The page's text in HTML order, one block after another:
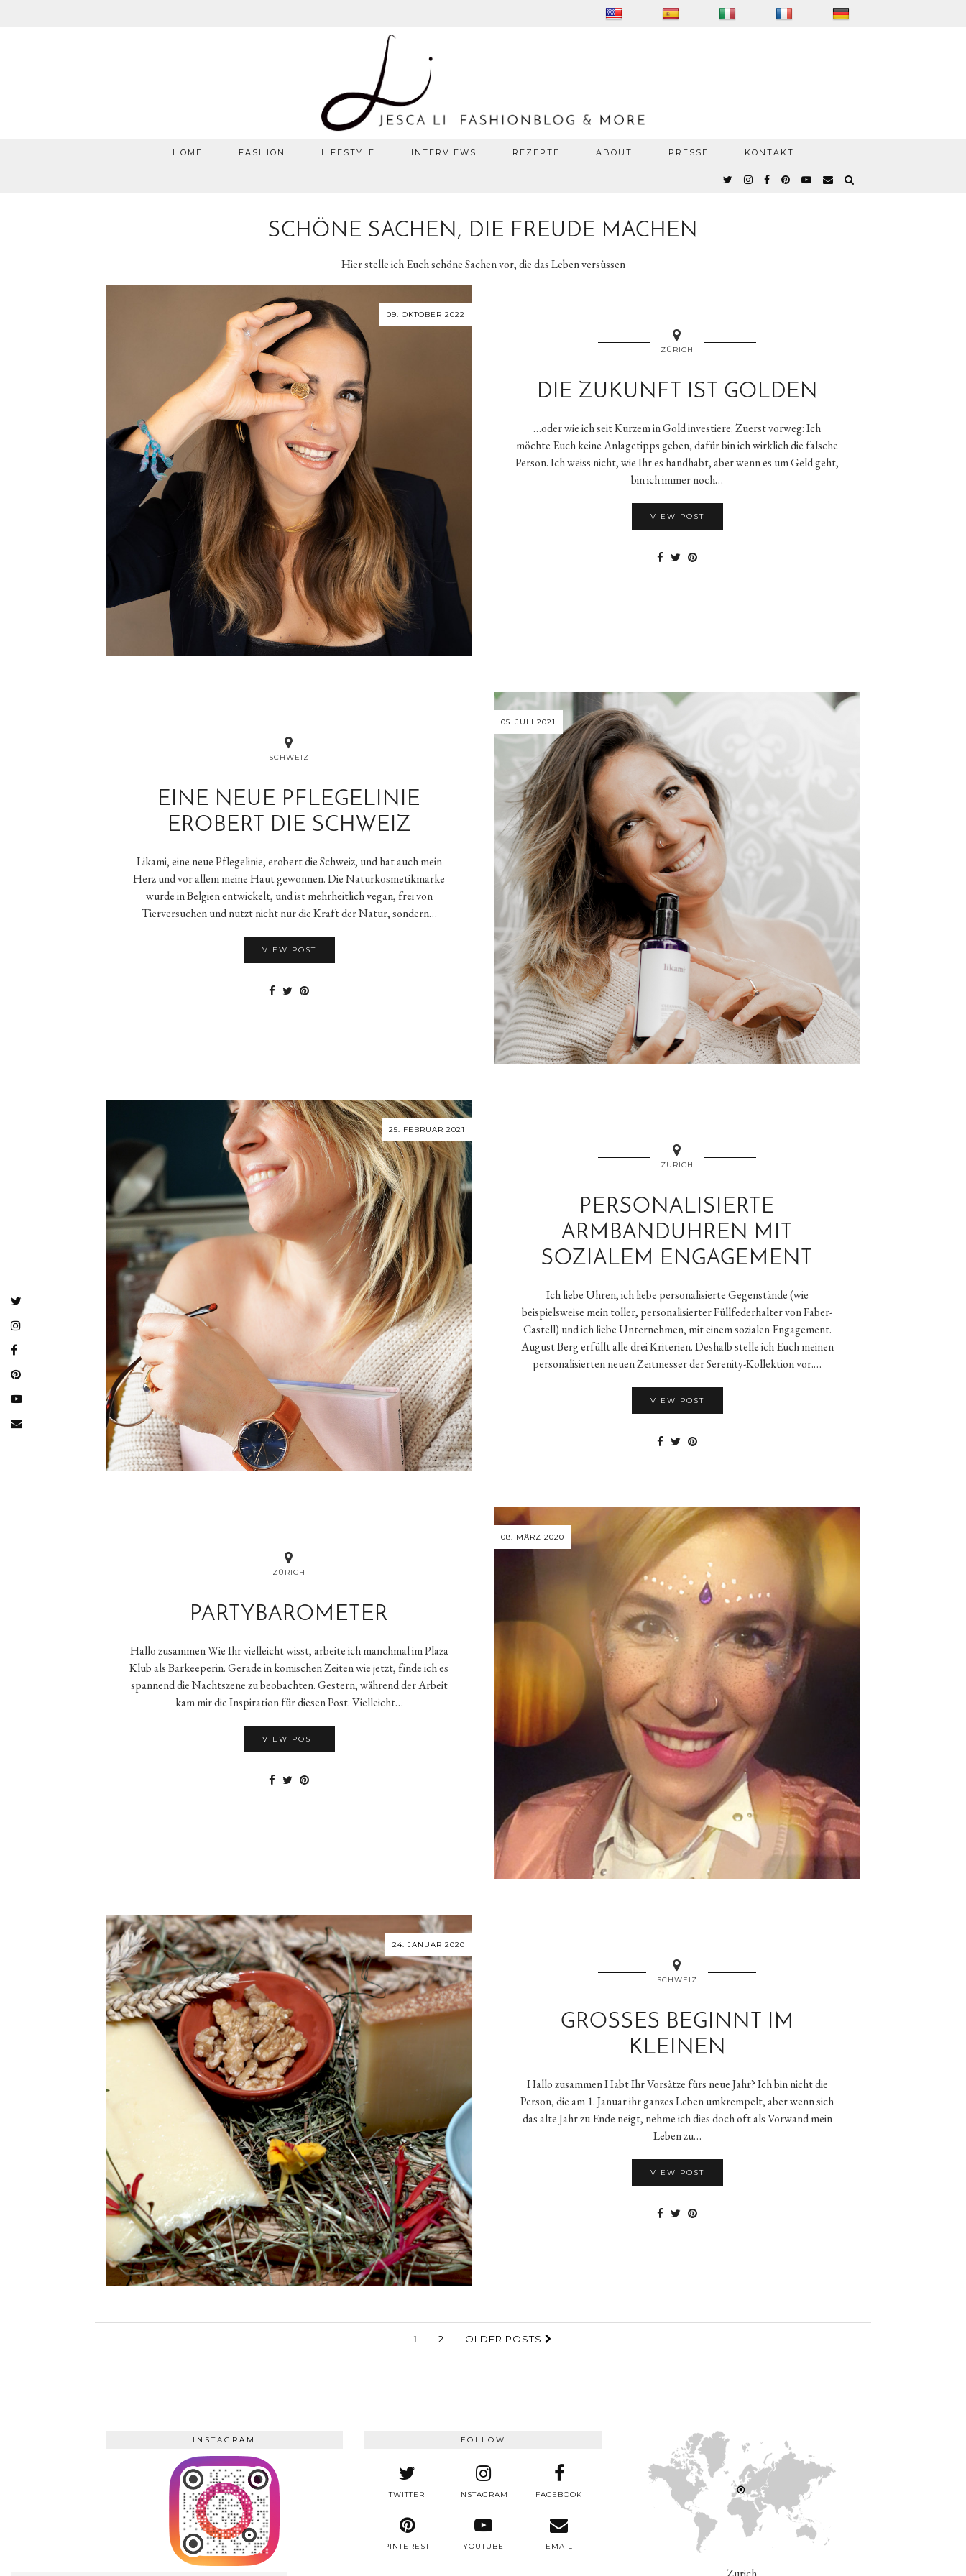
HOME FASHION LIFESTYLE INTERVIEWS REZEPTE ABOUT PRESSE KONTAKT
SCHÖNE SACHEN, DIE FREUDE MACHEN
Hier stelle ich Euch schöne Sachen vor, die das Leben versüssen
09. OKTOBER 2022
ZÜRICH
DIE ZUKUNFT IST GOLDEN
…oder wie ich seit Kurzem in Gold investiere. Zuerst vorweg: Ich
möchte Euch keine Anlagetipps geben, dafür bin ich wirklich die falsche
Person. Ich weiss nicht, wie Ihr es handhabt, aber wenn es um Geld geht,
bin ich immer noch…
VIEW POST
05. JULI 2021
SCHWEIZ
EINE NEUE PFLEGELINIE
EROBERT DIE SCHWEIZ
Likami, eine neue Pflegelinie, erobert die Schweiz, und hat auch mein
Herz und vor allem meine Haut gewonnen. Die Naturkosmetikmarke
wurde in Belgien entwickelt, und ist mehrheitlich vegan, frei von
Tierversuchen und nutzt nicht nur die Kraft der Natur, sondern…
VIEW POST
25. FEBRUAR 2021
ZÜRICH
PERSONALISIERTE
ARMBANDUHREN MIT
SOZIALEM ENGAGEMENT
Ich liebe Uhren, ich liebe personalisierte Gegenstände (wie
beispielsweise mein toller, personalisierter Füllfederhalter von Faber-
Castell) und ich liebe Unternehmen, mit einem sozialen Engagement.
August Berg erfüllt alle drei Kriterien. Deshalb stelle ich Euch meinen
personalisierten neuen Zeitmesser der Serenity-Kollektion vor.…
VIEW POST
08. MÄRZ 2020
ZÜRICH
PARTYBAROMETER
Hallo zusammen Wie Ihr vielleicht wisst, arbeite ich manchmal im Plaza
Klub als Barkeeperin. Gerade in komischen Zeiten wie jetzt, finde ich es
spannend die Nachtszene zu beobachten. Gestern, während der Arbeit
kam mir die Inspiration für diesen Post. Vielleicht…
VIEW POST
24. JANUAR 2020
SCHWEIZ
GROSSES BEGINNT IM
KLEINEN
Hallo zusammen Habt Ihr Vorsätze fürs neue Jahr? Ich bin nicht die
Person, die am 1. Januar ihr ganzes Leben umkrempelt, aber wenn sich
das alte Jahr zu Ende neigt, nehme ich dies doch oft als Vorwand mein
Leben zu…
VIEW POST
1 2 OLDER POSTS
INSTAGRAM FOLLOW
TWITTER INSTAGRAM FACEBOOK
PINTEREST YOUTUBE EMAIL